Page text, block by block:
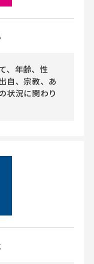
、年齢、性
自、宗教、あ
状況に関わり